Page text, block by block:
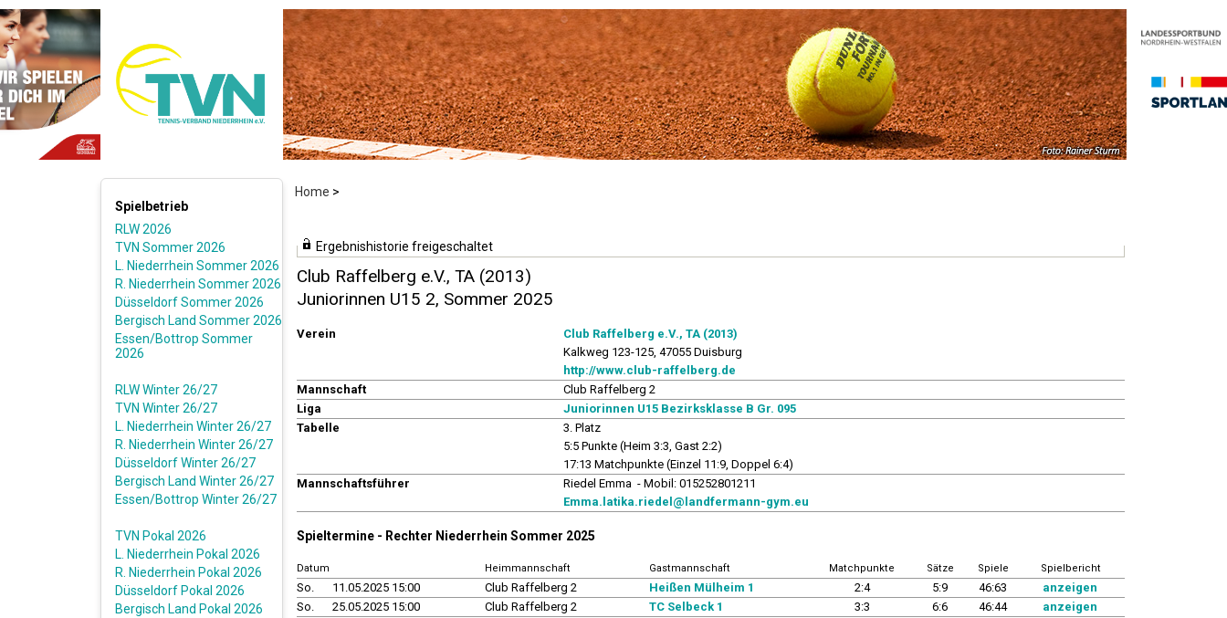
Home >
Spielbetrieb
RLW 2026
TVN Sommer 2026
L. Niederrhein Sommer 2026
R. Niederrhein Sommer 2026
Düsseldorf Sommer 2026
Bergisch Land Sommer 2026
Essen/Bottrop Sommer
2026
RLW Winter 26/27
TVN Winter 26/27
L. Niederrhein Winter 26/27
R. Niederrhein Winter 26/27
Düsseldorf Winter 26/27
Bergisch Land Winter 26/27
Essen/Bottrop Winter 26/27
TVN Pokal 2026
L. Niederrhein Pokal 2026
R. Niederrhein Pokal 2026
Düsseldorf Pokal 2026
Bergisch Land Pokal 2026
Ergebnishistorie freigeschaltet
Club Raffelberg e.V., TA (2013)
Juniorinnen U15 2, Sommer 2025
Verein
Club Raffelberg e.V., TA (2013)
Kalkweg 123-125, 47055 Duisburg
http://www.club-raffelberg.de
Mannschaft
Club Raffelberg 2
Liga
Juniorinnen U15 Bezirksklasse B Gr. 095
Tabelle
3. Platz
5:5 Punkte (Heim 3:3, Gast 2:2)
17:13 Matchpunkte (Einzel 11:9, Doppel 6:4)
Mannschaftsführer
Riedel Emma - Mobil: 015252801211
Emma.latika.riedel@landfermann-gym.eu
Spieltermine - Rechter Niederrhein Sommer 2025
Datum Heimmannschaft Gastmannschaft Matchpunkte Sätze Spiele Spielbericht
So. 11.05.2025 15:00 Club Raffelberg 2 Heißen Mülheim 1 2:4 5:9 46:63
anzeigen
So.
25.05.2025 15:00 Club Raffelberg 2 TC Selbeck 1 3:3 6:6 46:44
anzeigen